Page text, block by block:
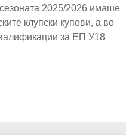
2025/2026 имаше
клупски купови, а во
за ЕП У18